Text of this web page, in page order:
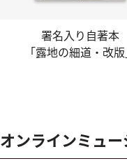
署名入り自著本
「露地の細道・ 改版
オンラインミュ